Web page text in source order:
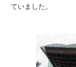
ていました。